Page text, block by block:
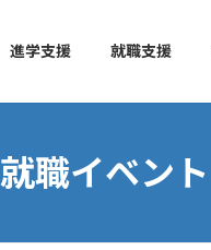
進学支援 就職支援
就職イベント